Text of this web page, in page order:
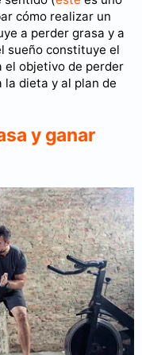
cómo realizar un
a perder grasa y a
sueño constituye el
el objetivo de perder
la dieta y al plan de
y ganar